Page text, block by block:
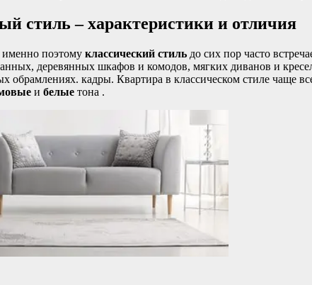
стиль – характеристики и отличия
именно поэтому классический стиль до сих пор часто
деревянных шкафов и комодов, мягких диванов и
обрамлениях. кадры. Квартира в классическом стиле чаще
и белые тона .